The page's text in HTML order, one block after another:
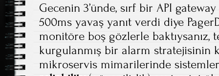
Gecenin 3’ünde, sırf bir API
500ms yavaş yanıt verdi diye
monitöre boş gözlerle baktıysanız,
kurgulanmış bir alarm stratejisinin
mikroservis mimarilerinde